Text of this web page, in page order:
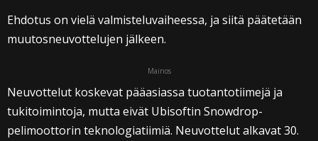
Ehdotus on vielä valmisteluvaiheessa, ja siitä päätetään
muutosneuvottelujen jälkeen.
Mainos
Neuvottelut koskevat pääasiassa tuotantotiimejä ja
tukitoimintoja, mutta eivät Ubisoftin Snowdrop-
pelimoottorin teknologiatiimiä. Neuvottelut alkavat 30.